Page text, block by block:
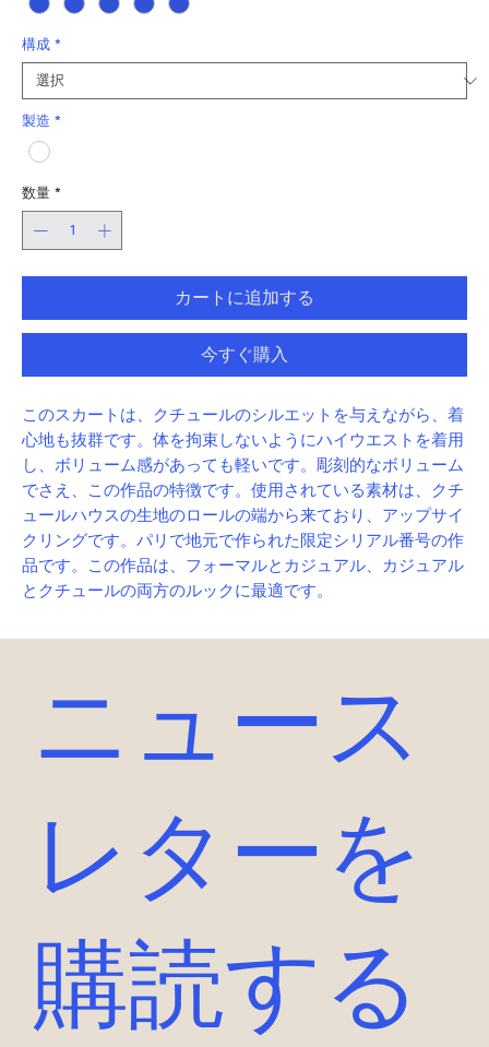
構成 *
製造 *
数量 *
カートに追加する
今すぐ購入
このスカートは、クチュールのシルエットを与えながら、着
心地も抜群です。体を拘束しないようにハイウエストを着用
し、ボリューム感があっても軽いです。彫刻的なボリューム
でさえ、この作品の特徴です。使用されている素材は、クチ
ュールハウスの生地のロールの端から来ており、アップサイ
クリングです。パリで地元で作られた限定シリアル番号の作
品です。この作品は、フォーマルとカジュアル、カジュアル
とクチュールの両方のルックに最適です。
ニュース
レターを
購読する